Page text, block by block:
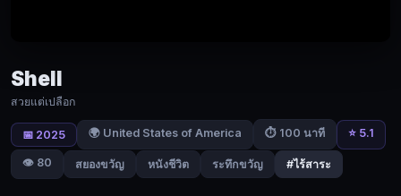
แสดง
สาว
ตกอับ
ซา
แมน
Shell
สวยแต่เปลือก
📅 2025 🌍 United States of America ⏱ 100 นาที ⭐ 5.1
👁️ 80 สยองขวัญ หนังชีวิต ระทึกขวัญ #ไร้สาระ